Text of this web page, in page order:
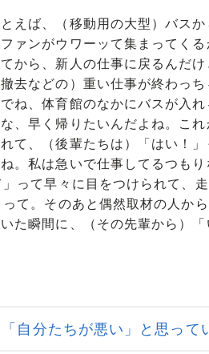
ば、（移動用の大型）バスか
ァンがウワーッて集まってく
から、新人の仕事に戻るんだけ
去などの）重い仕事が終わっ
ね、体育館のなかにバスが入
、早く帰りたいんだよね。こ
て、（後輩たちは）「はい！
。私は急いで仕事してるつも
って早々に目をつけられて、
て。そのあと偶然取材の人から
た瞬間に、（その先輩から）「
自分たちが悪い」と思って